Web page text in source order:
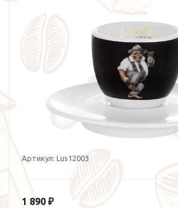
Артикул: Lus12003
1 890 ₽